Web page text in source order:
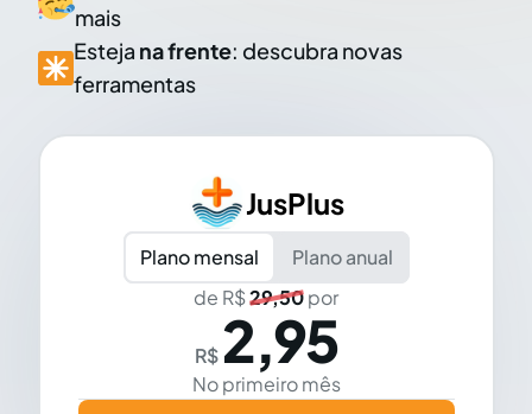
mais
Esteja na frente: descubra novas
ferramentas
JusPlus
Plano mensal
Plano anual
de R$29,50por
R$ 2,95
No primeiro mês